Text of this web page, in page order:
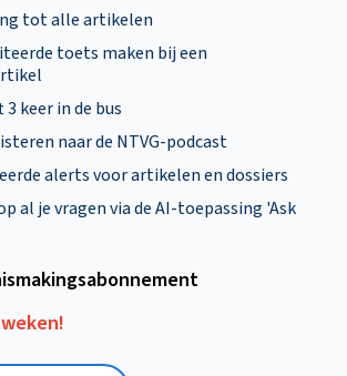
tot alle artikelen
toets maken bij een
keer in de bus
naar de NTVG-podcast
alerts voor artikelen en dossiers
al je vragen via de AI-toepassing 'Ask